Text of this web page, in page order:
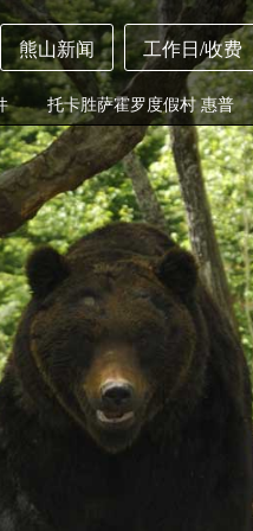
熊山新闻 工作日/收费
托卡胜萨霍罗度假村 惠普